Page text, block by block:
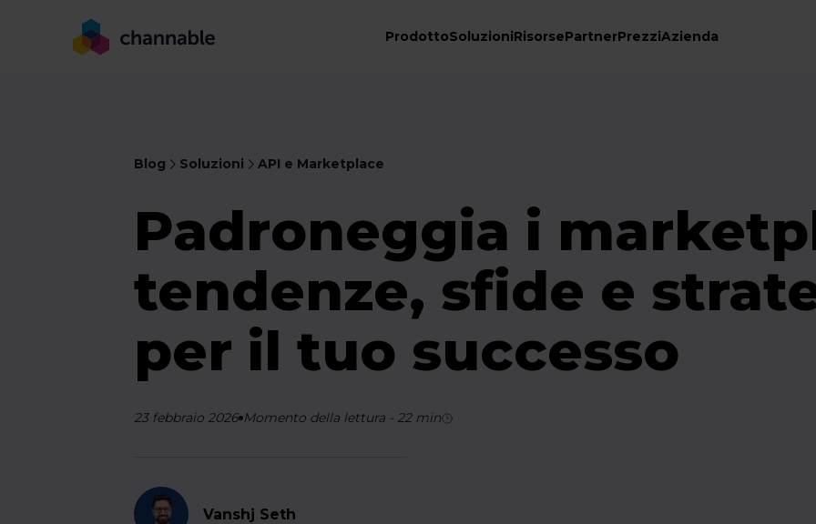
ProdottoSoluzioniRisorsePartnerPrezziAzienda
Blog Soluzioni API e Marketplace
Padroneggia i
tendenze, sfide e
per il tuo successo
23 febbraio 2026 Momento della lettura - 22min
Vanshj Seth